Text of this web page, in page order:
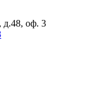
д.48, оф. 3